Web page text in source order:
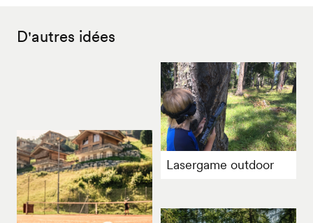
D'autres idées
Lasergame outdoor